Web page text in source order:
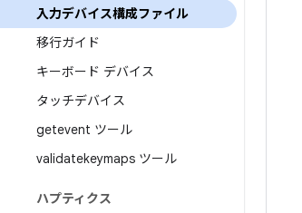
入力デバイス構成ファイル
移行ガイド
キーボード デバイス
タッチデバイス
getevent ツール
validatekeymaps ツール
ハプティクス